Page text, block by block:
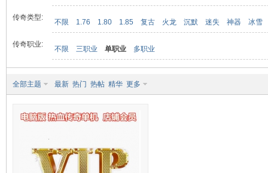
传奇类型:
不限 1.76 1.80 1.85 复古 火龙 沉默 迷失 神器 冰雪
传奇职业:
不限 三职业 单职业 多职业
全部主题 最新 热门 热帖 精华 更多